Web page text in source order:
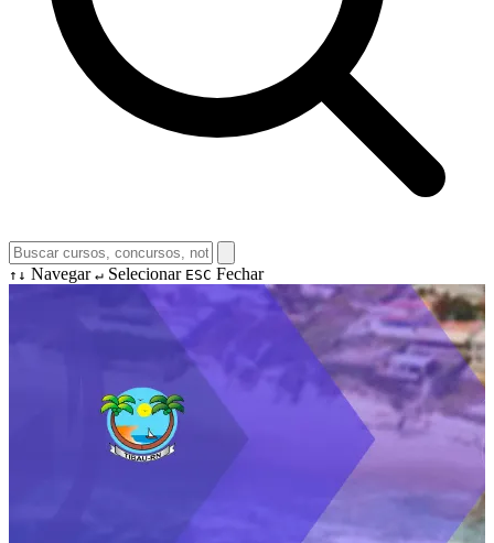
↑↓ Navegar ↵ Selecionar ESC Fechar